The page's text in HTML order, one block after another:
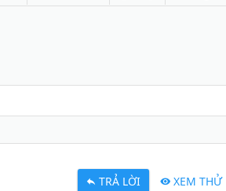
TRẢ LỜI XEM THỬ